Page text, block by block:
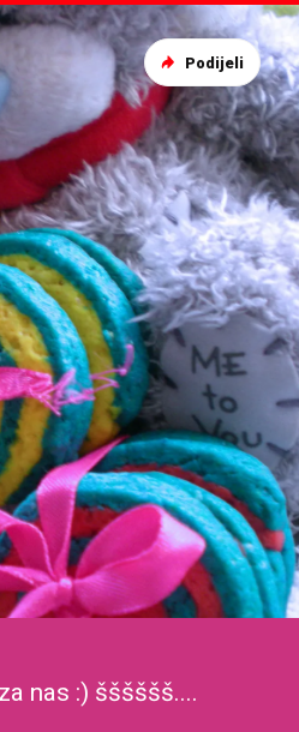
nas :) šššššš....
Podijeli